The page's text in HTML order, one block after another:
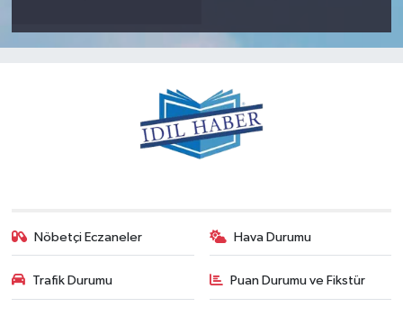
Nöbetçi Eczaneler Hava Durumu
Trafik Durumu Puan Durumu ve Fikstür